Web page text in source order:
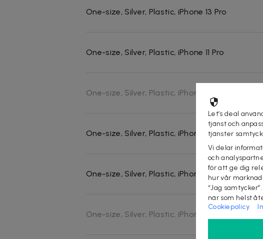
One-size, Silver, Plastic, iPhone 13 Pro
One-size, Silver, Plastic, iPhone 11 Pro
One-size, Silver, Plastic, iPhone 14
One-size, Silver, Plastic, iPhone 14 Pro Max
One-size, Silver, Plastic, iPhone 14 Pro
One-size, Silver, Plastic, iPhone 13
Let’s deal
tjänst och
tjänster
Vi delar
och
för att ge dig
hur vår
“Jag
när som helst
Cookiepolicy